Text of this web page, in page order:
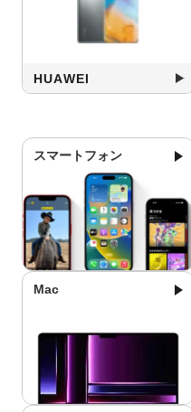
HUAWEI
スマートフォン
Mac